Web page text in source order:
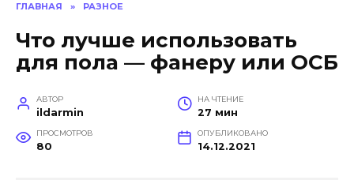
ГЛАВНАЯ » РАЗНОЕ
Что лучше использовать
для пола — фанеру или ОСБ
АВТОР
ildarmin
НА ЧТЕНИЕ
27 мин
ПРОСМОТРОВ
80
ОПУБЛИКОВАНО
14.12.2021